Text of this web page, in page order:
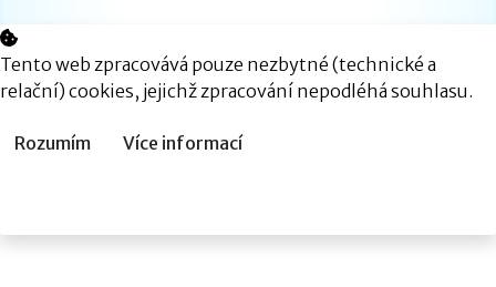
Tento web zpracovává pouze nezbytné (technické a
relační) cookies, jejichž zpracování nepodléhá souhlasu.
Rozumím Více informací